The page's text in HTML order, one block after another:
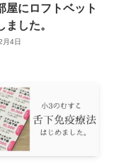
屋にロフトベット
ました。
月4日